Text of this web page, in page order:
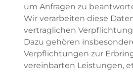
um Anfragen zu
Wir verarbeiten diese
vertraglichen
Dazu gehören
Verpflichtungen zur
vereinbarten Leistungen,